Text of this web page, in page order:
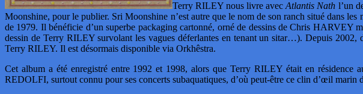
Terry RILEY nous livre avecAtlantis Nath l’un
Moonshine, pour le publier. Sri Moonshine n’est autre que le nom de son ranch situé dans
de 1979. Il bénéficie d’un superbe packaging cartonné, orné de dessins de Chris HARVEY
dessin de Terry RILEY survolant les vagues déferlantes en tenant un sitar…). Depuis 2002,
Terry RILEY. Il est désormais disponible via Orkhêstra.
Cet album a été enregistré entre 1992 et 1998, alors que Terry RILEY était en
REDOLFI, surtout connu pour ses concerts subaquatiques, d’où peut-être ce clin d’œil marin